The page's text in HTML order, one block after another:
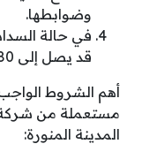
وضوابطها.
في حالة
قد يصل إلى 80%.
أهم الشروط
مستعملة من
المدينة المنورة: